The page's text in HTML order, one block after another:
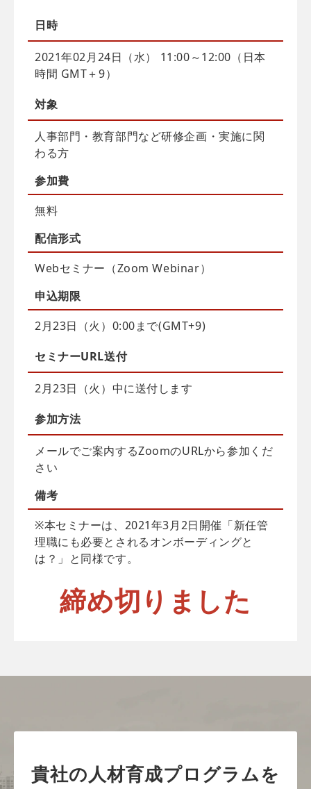
日時
2021年02月24日（水） 11:00～12:00（日本
時間 GMT＋9）
対象
人事部門・教育部門など研修企画・実施に関
わる方
参加費
無料
配信形式
Webセミナー（Zoom Webinar）
申込期限
2月23日（火）0:00まで(GMT+9)
セミナーURL送付
2月23日（火）中に送付します
参加方法
メールでご案内するZoomのURLから参加くだ
さい
備考
※本セミナーは、2021年3月2日開催「新任管
理職にも必要とされるオンボーディングと
は？」と同様です。
締め切りました
貴社の人材育成プログラムを